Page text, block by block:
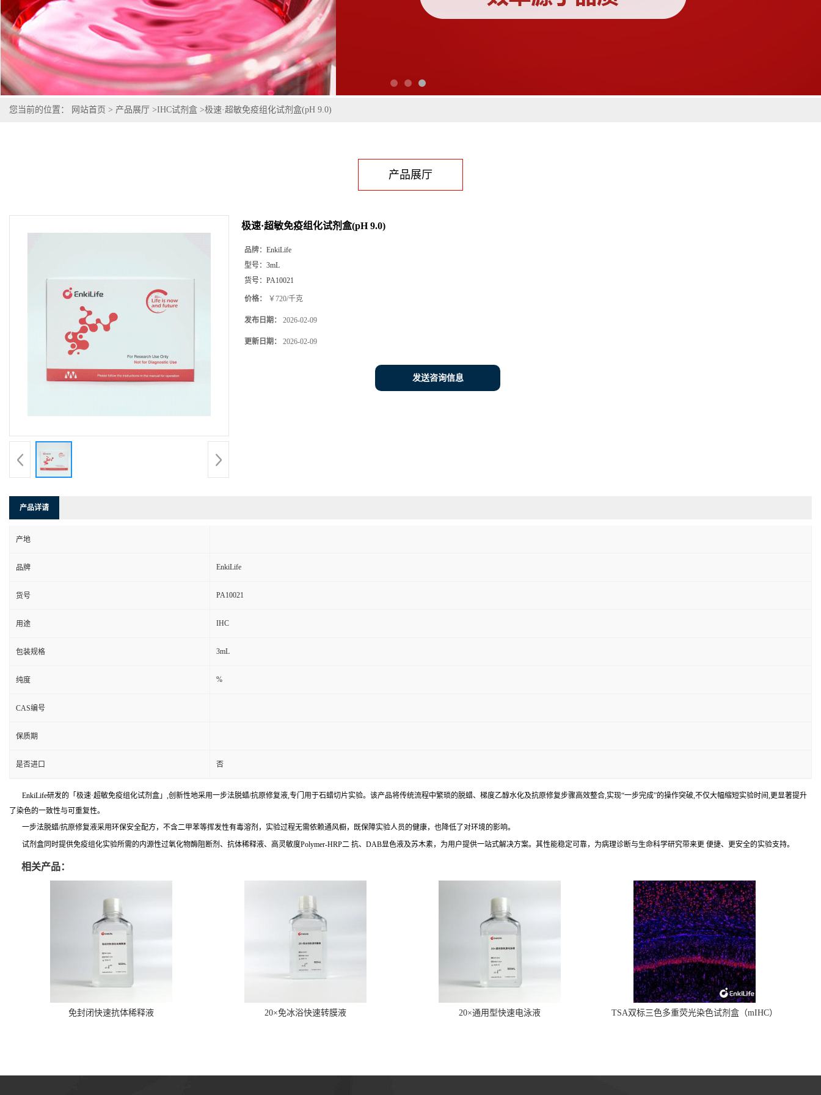
您当前的位置： 网站首页 > 产品展厅 >IHC试剂盒 >极速·超敏免疫组化试剂盒(pH 9.0)
产品展厅
极速·超敏免疫组化试剂盒(pH 9.0)
品牌： EnkiLife
型号： 3mL
货号： PA10021
价格： ￥720/千克
发布日期： 2026-02-09
更新日期： 2026-02-09
发送咨询信息
产品详请
产地
品牌 EnkiLife
货号 PA10021
用途 IHC
包装规格 3mL
纯度 %
CAS编号
保质期
是否进口 否
EnkiLife研发的「极速·超敏免疫组化试剂盒」,创新性地采用一步法脱蜡/抗原修复液,专门用于石蜡切片实验。该产品将传统流程中繁琐的脱蜡、梯度乙醇水化及抗原修复步骤高效整合,实现“一步完成”的操作突破,不仅大幅缩短实验时间,更显著提升
了染色的一致性与可重复性。
一步法脱蜡/抗原修复液采用环保安全配方，不含二甲苯等挥发性有毒溶剂，实验过程无需依赖通风橱，既保障实验人员的健康，也降低了对环境的影响。
试剂盒同时提供免疫组化实验所需的内源性过氧化物酶阻断剂、抗体稀释液、高灵敏度Polymer-HRP二 抗、DAB显色液及苏木素，为用户提供一站式解决方案。其性能稳定可靠，为病理诊断与生命科学研究带来更 便捷、更安全的实验支持。
相关产品：
免封闭快速抗体稀释液 20×免冰浴快速转膜液 20×通用型快速电泳液 TSA双标三色多重荧光染色试剂盒（mIHC）